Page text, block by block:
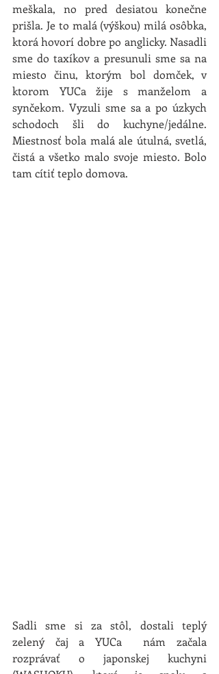
meškala, no pred desiatou konečne
prišla. Je to malá (výškou) milá osôbka,
ktorá hovorí dobre po anglicky. Nasadli
sme do taxíkov a presunuli sme sa na
miesto činu, ktorým bol domček, v
ktorom YUCa žije s manželom a
synčekom. Vyzuli sme sa a po úzkych
schodoch šli do kuchyne/jedálne.
Miestnosť bola malá ale útulná, svetlá,
čistá a všetko malo svoje miesto. Bolo
tam cítiť teplo domova.
Sadli sme si za stôl, dostali teplý
zelený čaj a YUCa  nám začala
rozprávať o japonskej kuchyni